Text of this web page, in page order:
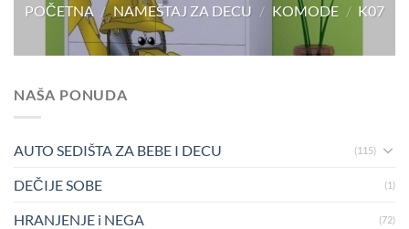
POČETNA / NAMEŠTAJ ZA DECU / KOMODE / K07
NAŠA PONUDA
AUTO SEDIŠTA ZA BEBE I DECU (115)
DEČIJE SOBE (1)
HRANJENJE i NEGA (72)